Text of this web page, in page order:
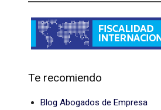
Te recomiendo
Blog Abogados de Empresa